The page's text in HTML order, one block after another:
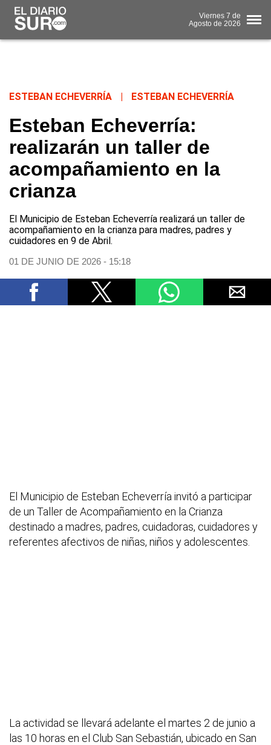
Viernes 7 de
Agosto de 2026
ESTEBAN ECHEVERRÍA ESTEBAN ECHEVERRÍA
Esteban Echeverría:
realizarán un taller de
acompañamiento en la
crianza
El Municipio de Esteban Echeverría realizará un taller de
acompañamiento en la crianza para madres, padres y
cuidadores en 9 de Abril.
01 DE JUNIO DE 2026 - 15:18
El Municipio de Esteban Echeverría invitó a participar
de un Taller de Acompañamiento en la Crianza
destinado a madres, padres, cuidadoras, cuidadores y
referentes afectivos de niñas, niños y adolescentes.
La actividad se llevará adelante el martes 2 de junio a
las 10 horas en el Club San Sebastián, ubicado en San